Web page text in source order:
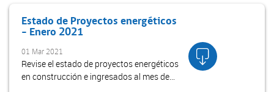
Estado de Proyectos energéticos
- Enero 2021
01 Mar 2021
Revise el estado de proyectos energéticos
en construcción e ingresados al mes de